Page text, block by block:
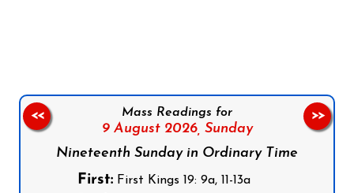
Mass Readings for
9 August 2026, Sunday
Nineteenth Sunday in Ordinary Time
First: First Kings 19: 9a, 11-13a
<< >>